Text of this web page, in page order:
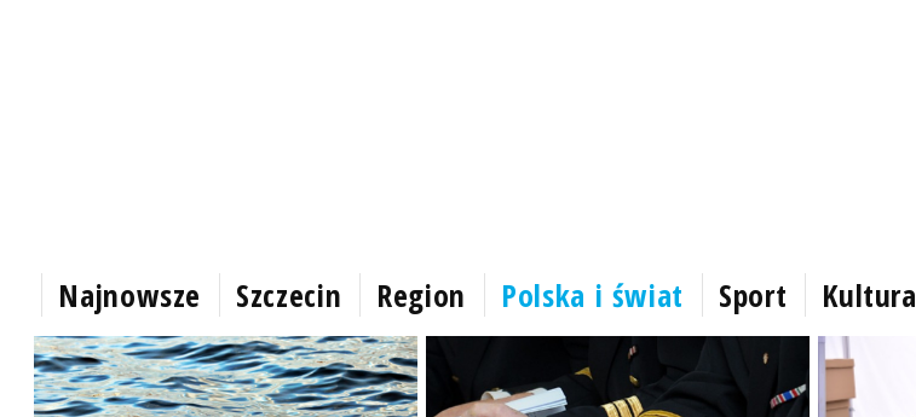
Najnowsze Szczecin Region Polska i świat Sport Kultura